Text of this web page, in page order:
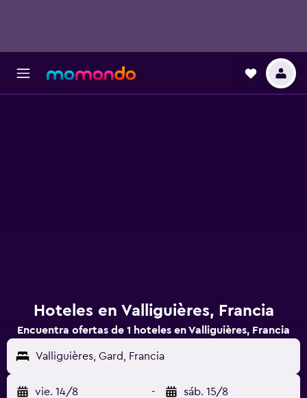
Hoteles en Valliguières, Francia
Encuentra ofertas de 1 hoteles en Valliguières, Francia
Valliguières, Gard, Francia
vie. 14/8 - sáb. 15/8